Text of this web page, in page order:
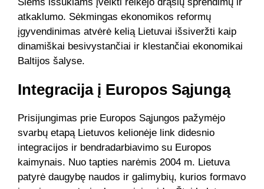
atkaklumo. Sėkmingas ekonomikos reformų
įgyvendinimas atvėrė kelią Lietuvai išsiveržti kaip
dinamiškai besivystančiai ir klestančiai ekonomikai
Baltijos šalyse.
Integracija į Europos Sąjungą
Prisijungimas prie Europos Sąjungos pažymėjo
svarbų etapą Lietuvos kelionėje link didesnio
integracijos ir bendradarbiavimo su Europos
kaimynais. Nuo tapties narėmis 2004 m. Lietuva
patyrė daugybę naudos ir galimybių, kurios formavo